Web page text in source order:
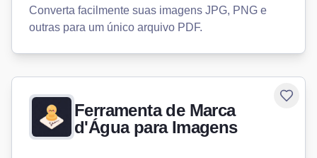
Converta facilmente suas imagens JPG, PNG e
outras para um único arquivo PDF.
Ferramenta de Marca
d'Água para Imagens